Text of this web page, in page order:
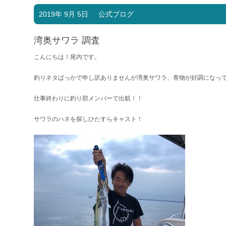
2019年 9月 5日 公式ブログ
湾奥サワラ 調査
こんにちは！尾内です。
釣りネタばっかで申し訳ありませんが湾奥サワラ、青物が好調になっ
仕事終わりに釣り部メンバーで出航！！
サワラのハネを探しひたすらキャスト！